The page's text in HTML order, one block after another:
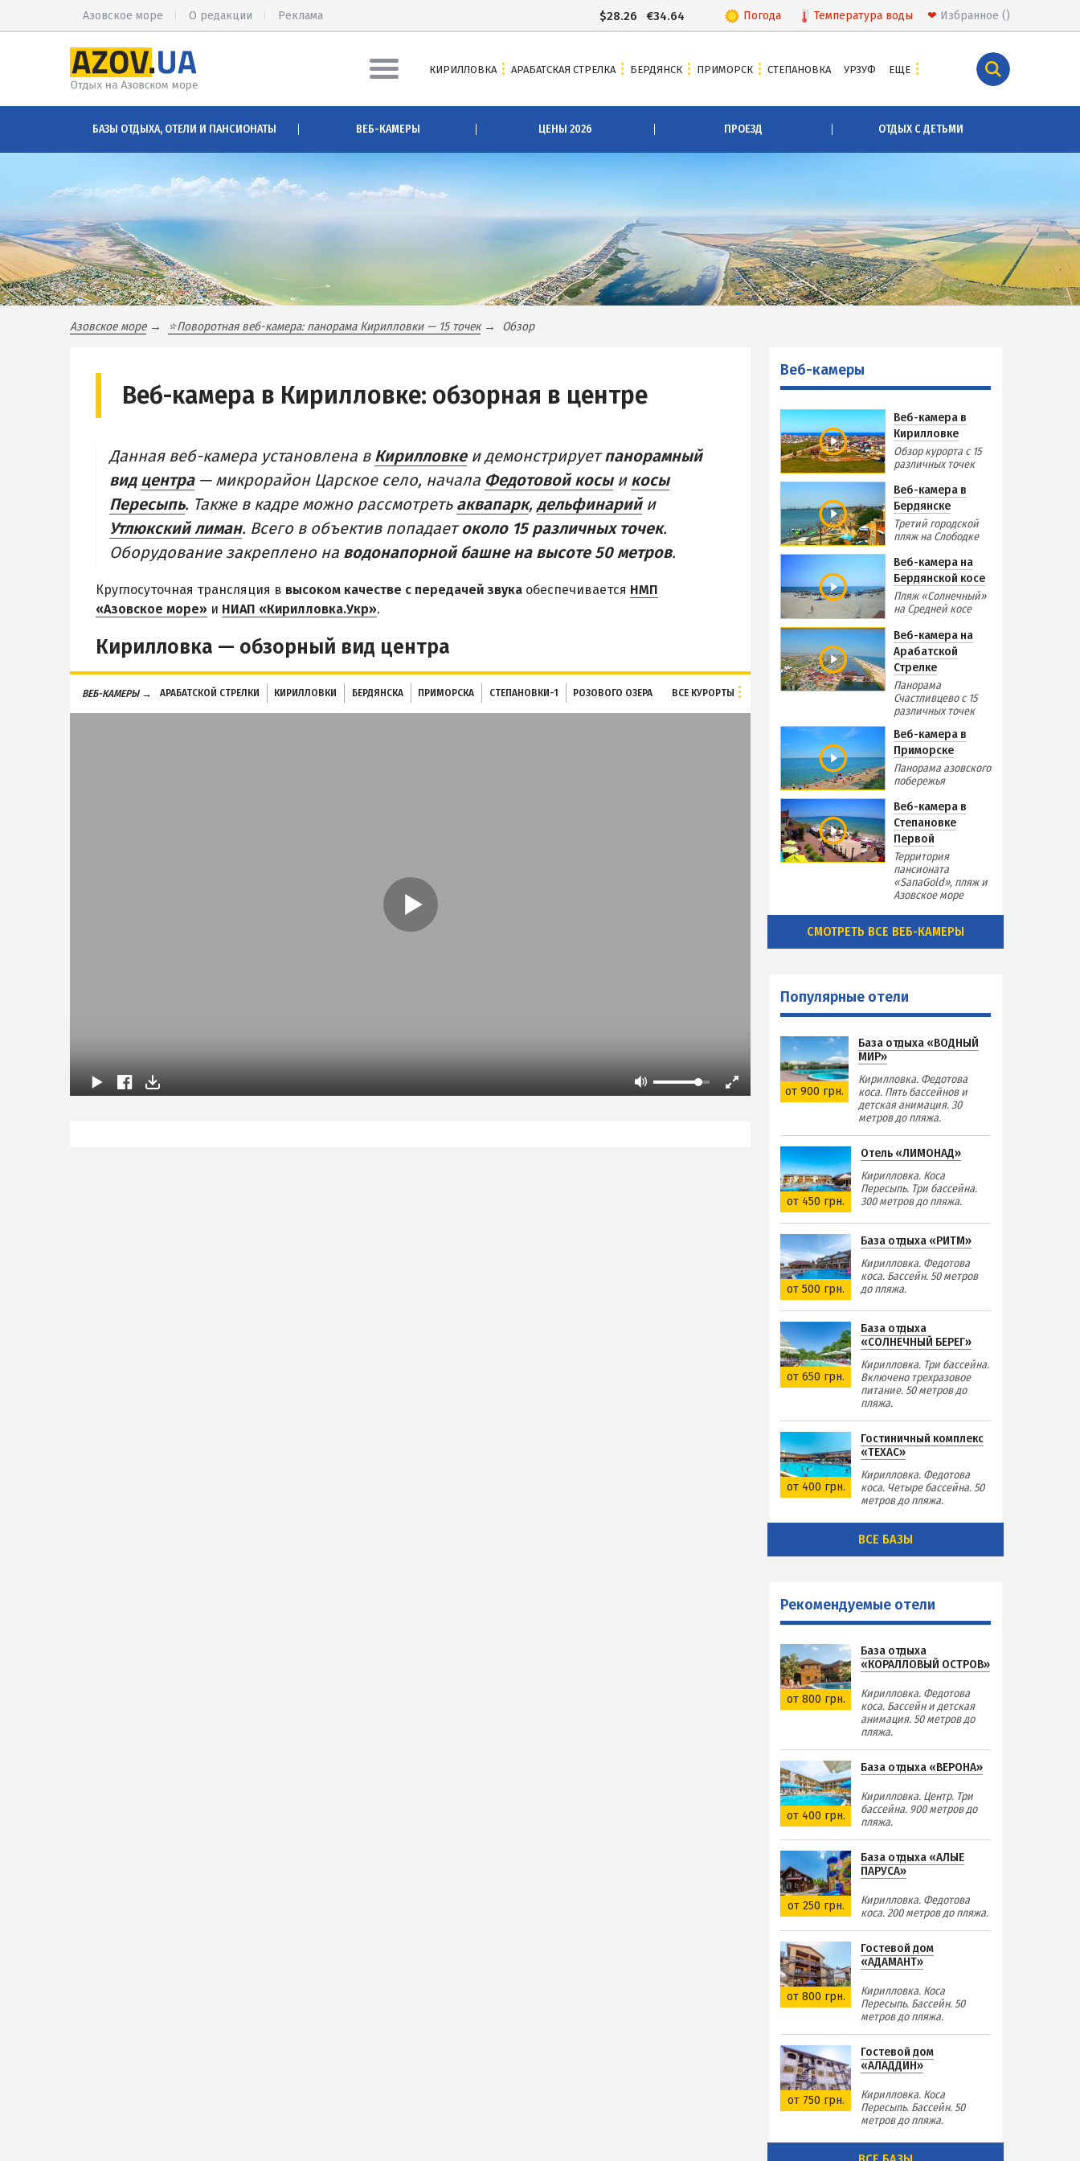
Погода Температура воды ❤ Избранное
$28.26 €34.64
Азовское море О редакции Реклама
Питание в Кирилловке
Развлечения в Кирилловке
Проезд в Кирилловку
БАЗЫ ОТДЫХА И ОТЕЛИ КИРИЛЛОВКИ
Федотова коса
Коса Пересыпь
Остров Бирючий
Жилье в Кирилловке с бассейном
Жилье на первой линии
Недорогое жилье в Кирилловке
Цены на Арабатской Стрелке 2026
Проезд на Арабатскую Стрелку
Глицериновое озеро
БАЗЫ ОТДЫХА И ОТЕЛИ АРАБАТКИ
Геническ
Счастливцево
Стрелковое
СТЕПАНОВКА ПЕРВАЯ
Пансионаты и базы отдыха Степановки-1
Цены в Степановке 2026
Развлечения в Бердянске
Проезд в Бердянск
ОТЕЛИ И БАЗЫ ОТДЫХА БЕРДЯНСКА
Бердянская коса
ПРИМОРСК
Развлечения в Приморске
Проезд в Приморск
ОТЕЛИ И БАЗЫ ОТДЫХА ПРИМОРСКА
Ясная поляна
Набережное
Отели Приморского Посада
Мелекино
Урзуф
Юрьевка
АЗОВСКОЕ МОРЕ
Виндсерфинг на Азовском море
Отдых на Азовском море с детьми
Поездки на море — лайфхаки
ЧЕРНОЕ МОРЕ
Каролино-Бугаз
Лазурное
Хорлы
СЛУЖБА БРОНИРОВАНИЯ
КИРИЛЛОВКА АРАБАТСКАЯ СТРЕЛКА БЕРДЯНСК ПРИМОРСК СТЕПАНОВКА УРЗУФ ЕЩЕ
БАЗЫ ОТДЫХА, ОТЕЛИ И ПАНСИОНАТЫ ВЕБ-КАМЕРЫ ЦЕНЫ 2026 ПРОЕЗД ОТДЫХ С ДЕТЬМИ
Азовское море ⭐Поворотная веб-камера: панорама Кирилловки — 15 точек Обзор
Веб-камера в Кирилловке: обзорная в центре
Данная веб-камера установлена в Кирилловкеи демонстрируетпанорамный
видцентра— микрорайон Царское село, начала Федотовой косыи косы
Пересыпь. Также в кадре можно рассмотреть аквапарк, дельфинарийи
Утлюкский лиман. Всего в объектив попадаетоколо 15 различных точек.
Оборудование закреплено на водонапорной башне на высоте 50 метров.
Круглосуточная трансляция в высоком качестве с передачей звука обеспечивается НМП
«Азовское море» и НИАП «Кирилловка.Укр».
Кирилловка — обзорный вид центра
ВЕБ-КАМЕРЫ → АРАБАТСКОЙ СТРЕЛКИ КИРИЛЛОВКИ БЕРДЯНСКА ПРИМОРСКА СТЕПАНОВКИ-1 РОЗОВОГО ОЗЕРА ВСЕ КУРОРТЫ
Веб-камеры
Веб-камера в
Кирилловке
Обзор курорта с 15
различных точек
Веб-камера в
Бердянске
Третий городской
пляж на Слободке
Веб-камера на
Бердянской косе
Пляж «Солнечный»
на Средней косе
Веб-камера на
Арабатской
Стрелке
Панорама
Счастливцево с 15
различных точек
Веб-камера в
Приморске
Панорама азовского
побережья
Веб-камера в
Степановке
Первой
Территория
пансионата
«SanaGold», пляж и
Азовское море
СМОТРЕТЬ ВСЕ ВЕБ-КАМЕРЫ
Популярные отели
от 900 грн.
База отдыха «ВОДНЫЙ
МИР»
Кирилловка. Федотова
коса. Пять бассейнов и
детская анимация. 30
метров до пляжа.
от 450 грн.
Отель «ЛИМОНАД»
Кирилловка. Коса
Пересыпь. Три бассейна.
300 метров до пляжа.
от 500 грн.
База отдыха «РИТМ»
Кирилловка. Федотова
коса. Бассейн. 50 метров
до пляжа.
от 650 грн.
База отдыха
«СОЛНЕЧНЫЙ БЕРЕГ»
Кирилловка. Три бассейна.
Включено трехразовое
питание. 50 метров до
пляжа.
от 400 грн.
Гостиничный комплекс
«ТЕХАС»
Кирилловка. Федотова
коса. Четыре бассейна. 50
метров до пляжа.
ВСЕ БАЗЫ
Рекомендуемые отели
от 800 грн.
База отдыха
«КОРАЛЛОВЫЙ ОСТРОВ»
Кирилловка. Федотова
коса. Бассейн и детская
анимация. 50 метров до
пляжа.
от 400 грн.
База отдыха «ВЕРОНА»
Кирилловка. Центр. Три
бассейна. 900 метров до
пляжа.
от 250 грн.
База отдыха «АЛЫЕ
ПАРУСА»
Кирилловка. Федотова
коса. 200 метров до пляжа.
от 800 грн.
Гостевой дом
«АДАМАНТ»
Кирилловка. Коса
Пересыпь. Бассейн. 50
метров до пляжа.
от 750 грн.
Гостевой дом
«АЛАДДИН»
Кирилловка. Коса
Пересыпь. Бассейн. 50
метров до пляжа.